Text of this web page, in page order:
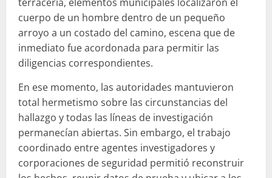
cuerpo de un hombre dentro de un pequeño
arroyo a un costado del camino, escena que de
inmediato fue acordonada para permitir las
diligencias correspondientes.
En ese momento, las autoridades mantuvieron
total hermetismo sobre las circunstancias del
hallazgo y todas las líneas de investigación
permanecían abiertas. Sin embargo, el trabajo
coordinado entre agentes investigadores y
corporaciones de seguridad permitió reconstruir